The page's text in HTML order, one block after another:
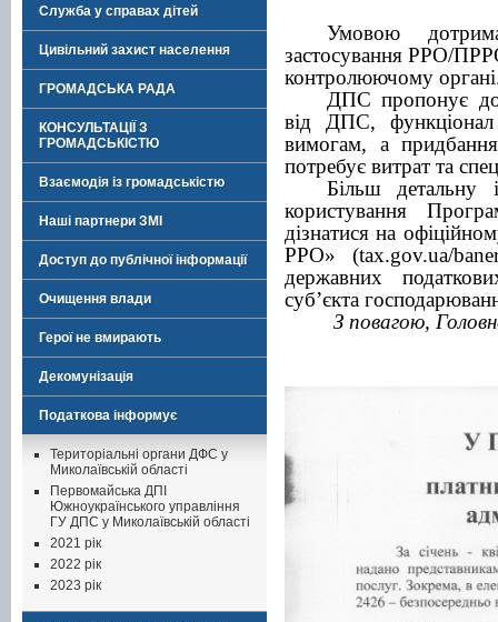
Служба у справах дітей
Цивільний захист населення
ГРОМАДСЬКА РАДА
КОНСУЛЬТАЦІЇ З
ГРОМАДСЬКІСТЮ
Взаємодія із громадськістю
Наші партнери ЗМІ
Доступ до публічної інформації
Очищення влади
Герої не вмирають
Декомунізація
Податкова інформує
Територіальні органи ДФС у
Миколаївській області
Первомайська ДПІ
Южноукраїнського управління
ГУ ДПС у Миколаївській області
2021 рік
2022 рік
2023 рік
Умовою
застосування РРО/
контролюючому
ДПС пропонує до
від ДПС, функціонал
вимогам, а
потребує витрат та
Більш детальну
користування
дізнатися на
РРО» (tax.gov.ua/
державних
суб’єкта
З повагою,